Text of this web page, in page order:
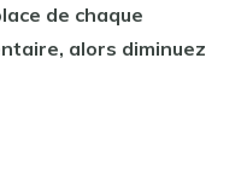
de chaque
alors diminuez